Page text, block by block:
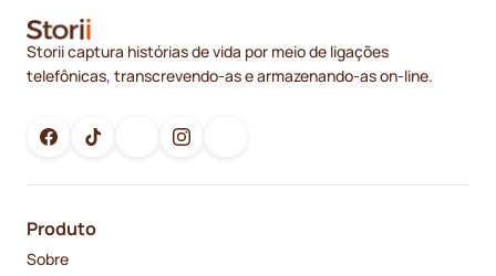
Storii captura histórias de vida por meio de ligações
telefônicas, transcrevendo-as e armazenando-as on-line.
Produto
Sobre